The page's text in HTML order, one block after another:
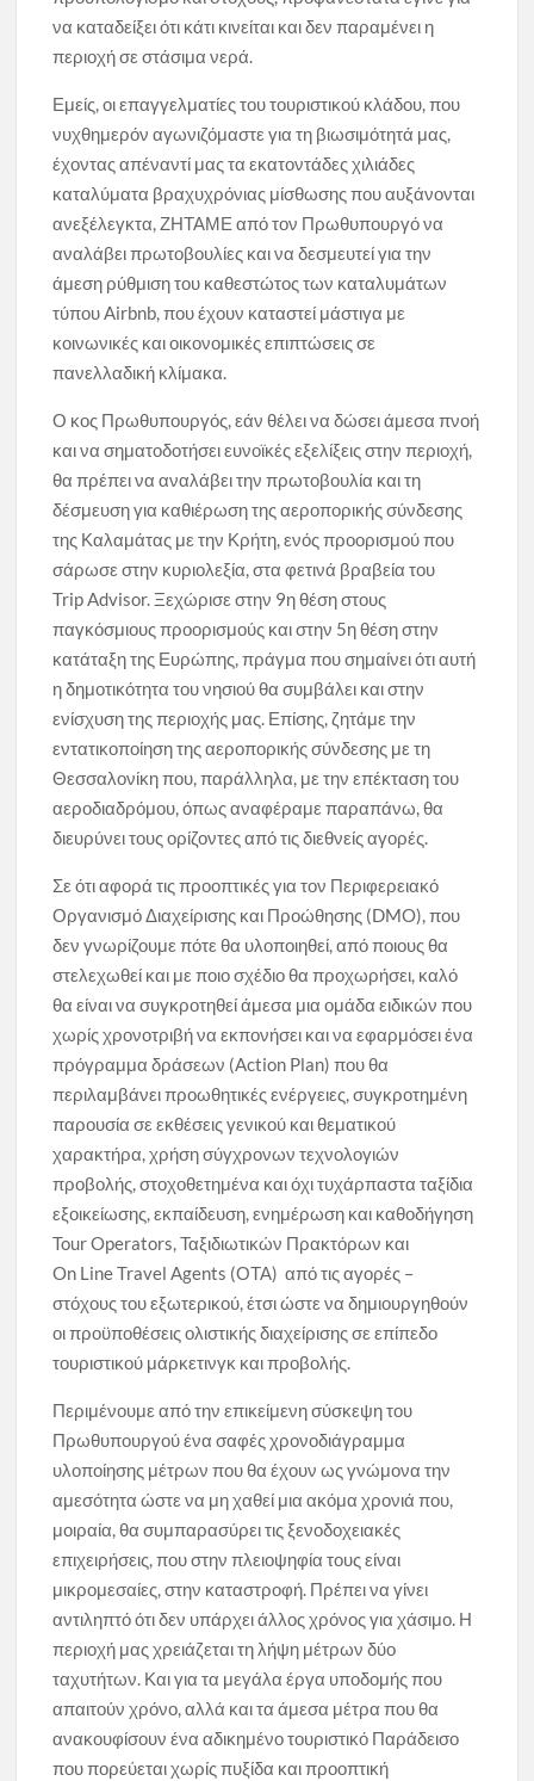
να καταδείξει ότι κάτι κινείται και δεν παραμένει η
περιοχή σε στάσιμα νερά.
Εμείς, οι επαγγελματίες του τουριστικού κλάδου, που
νυχθημερόν αγωνιζόμαστε για τη βιωσιμότητά μας,
έχοντας απέναντί μας τα εκατοντάδες χιλιάδες
καταλύματα βραχυχρόνιας μίσθωσης που αυξάνονται
ανεξέλεγκτα, ΖΗΤΑΜΕ από τον Πρωθυπουργό να
αναλάβει πρωτοβουλίες και να δεσμευτεί για την
άμεση ρύθμιση του καθεστώτος των καταλυμάτων
τύπου Airbnb, που έχουν καταστεί μάστιγα με
κοινωνικές και οικονομικές επιπτώσεις σε
πανελλαδική κλίμακα.
Ο κος Πρωθυπουργός, εάν θέλει να δώσει άμεσα πνοή
και να σηματοδοτήσει ευνοϊκές εξελίξεις στην περιοχή,
θα πρέπει να αναλάβει την πρωτοβουλία και τη
δέσμευση για καθιέρωση της αεροπορικής σύνδεσης
της Καλαμάτας με την Κρήτη, ενός προορισμού που
σάρωσε στην κυριολεξία, στα φετινά βραβεία του
Trip Advisor. Ξεχώρισε στην 9η θέση στους
παγκόσμιους προορισμούς και στην 5η θέση στην
κατάταξη της Ευρώπης, πράγμα που σημαίνει ότι αυτή
η δημοτικότητα του νησιού θα συμβάλει και στην
ενίσχυση της περιοχής μας. Επίσης, ζητάμε την
εντατικοποίηση της αεροπορικής σύνδεσης με τη
Θεσσαλονίκη που, παράλληλα, με την επέκταση του
αεροδιαδρόμου, όπως αναφέραμε παραπάνω, θα
διευρύνει τους ορίζοντες από τις διεθνείς αγορές.
Σε ότι αφορά τις προοπτικές για τον Περιφερειακό
Οργανισμό Διαχείρισης και Προώθησης (DMO), που
δεν γνωρίζουμε πότε θα υλοποιηθεί, από ποιους θα
στελεχωθεί και με ποιο σχέδιο θα προχωρήσει, καλό
θα είναι να συγκροτηθεί άμεσα μια ομάδα ειδικών που
χωρίς χρονοτριβή να εκπονήσει και να εφαρμόσει ένα
πρόγραμμα δράσεων (Action Plan) που θα
περιλαμβάνει προωθητικές ενέργειες, συγκροτημένη
παρουσία σε εκθέσεις γενικού και θεματικού
χαρακτήρα, χρήση σύγχρονων τεχνολογιών
προβολής, στοχοθετημένα και όχι τυχάρπαστα ταξίδια
εξοικείωσης, εκπαίδευση, ενημέρωση και καθοδήγηση
Tour Operators, Ταξιδιωτικών Πρακτόρων και
On Line Travel Agents (ΟΤΑ) από τις αγορές –
στόχους του εξωτερικού, έτσι ώστε να δημιουργηθούν
οι προϋποθέσεις ολιστικής διαχείρισης σε επίπεδο
τουριστικού μάρκετινγκ και προβολής.
Περιμένουμε από την επικείμενη σύσκεψη του
Πρωθυπουργού ένα σαφές χρονοδιάγραμμα
υλοποίησης μέτρων που θα έχουν ως γνώμονα την
αμεσότητα ώστε να μη χαθεί μια ακόμα χρονιά που,
μοιραία, θα συμπαρασύρει τις ξενοδοχειακές
επιχειρήσεις, που στην πλειοψηφία τους είναι
μικρομεσαίες, στην καταστροφή. Πρέπει να γίνει
αντιληπτό ότι δεν υπάρχει άλλος χρόνος για χάσιμο. Η
περιοχή μας χρειάζεται τη λήψη μέτρων δύο
ταχυτήτων. Και για τα μεγάλα έργα υποδομής που
απαιτούν χρόνο, αλλά και τα άμεσα μέτρα που θα
ανακουφίσουν ένα αδικημένο τουριστικό Παράδεισο
που πορεύεται χωρίς πυξίδα και προοπτική